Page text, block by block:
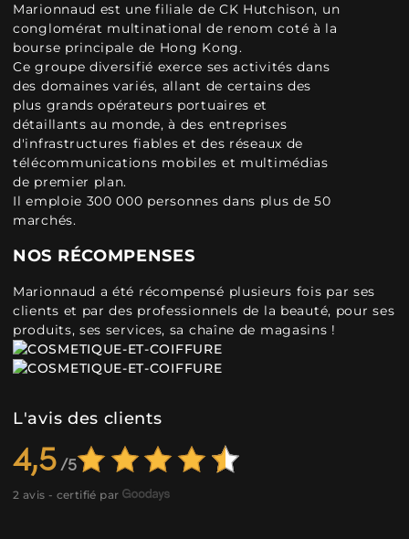
Marionnaud est une filiale de CK Hutchison, un
conglomérat multinational de renom coté à la
bourse principale de Hong Kong.
Ce groupe diversifié exerce ses activités dans
des domaines variés, allant de certains des
plus grands opérateurs portuaires et
détaillants au monde, à des entreprises
d'infrastructures fiables et des réseaux de
télécommunications mobiles et multimédias
de premier plan.
Il emploie 300 000 personnes dans plus de 50
marchés.
NOS RÉCOMPENSES
Marionnaud a été récompensé plusieurs fois par ses
clients et par des professionnels de la beauté, pour ses
produits, ses services, sa chaîne de magasins !
L'avis des clients
4,5
2 avis - certifié par